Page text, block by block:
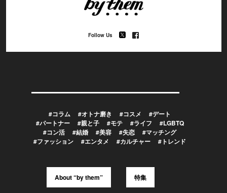
Follow Us
#コラム #オトナ磨き #コスメ
#デート
#パートナー
#親と子 #モテ #ライフ
#LGBTQ
#コン活
#結婚 #美容 #失恋
#マッチング
#ファッション
#エンタメ #カルチャー #トレンド
About “by them” 特集